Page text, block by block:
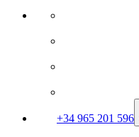
+34 965 201 596